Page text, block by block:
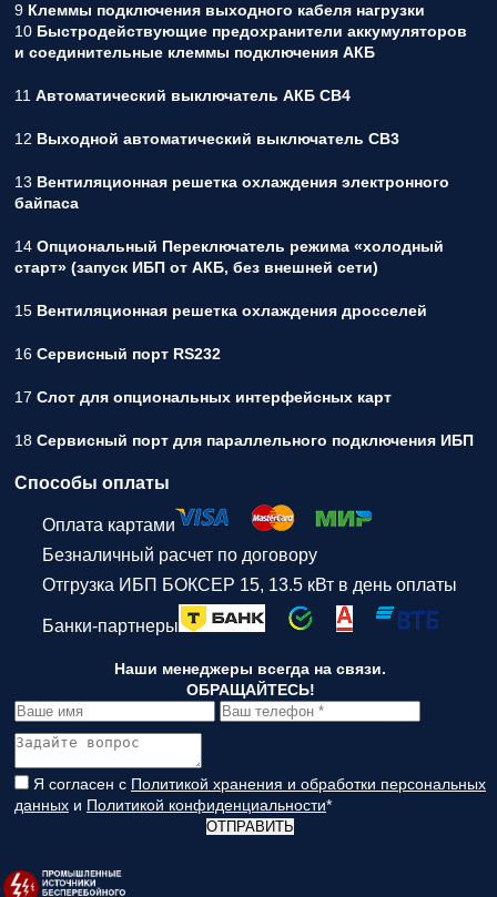
9 Клеммы подключения выходного кабеля нагрузки
10 Быстродействующие предохранители аккумуляторов
и соединительные клеммы подключения АКБ
11 Автоматический выключатель АКБ СВ4
12 Выходной автоматический выключатель СВ3
13 Вентиляционная решетка охлаждения электронного
байпаса
14 Опциональный Переключатель режима «холодный
старт» (запуск ИБП от АКБ, без внешней сети)
15 Вентиляционная решетка охлаждения дросселей
16 Сервисный порт RS232
17 Слот для опциональных интерфейсных карт
18 Сервисный порт для параллельного подключения ИБП
Способы оплаты
Оплата картами
Безналичный расчет по договору
Отгрузка ИБП БОКСЕР 15, 13.5 кВт в день оплаты
Банки-партнеры
Наши менеджеры всегда на связи.
ОБРАЩАЙТЕСЬ!
Я согласен с Политикой хранения и обработки персональных
данных и Политикой конфиденциальности*
ОТПРАВИТЬ